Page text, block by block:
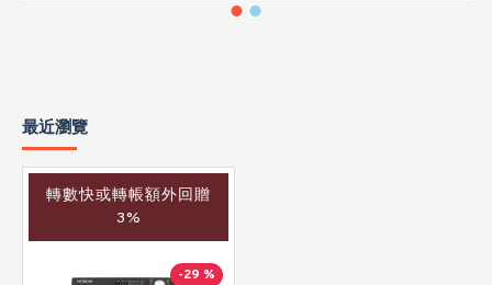
最近瀏覽
轉數快或轉帳額外回贈
3%
-29 %